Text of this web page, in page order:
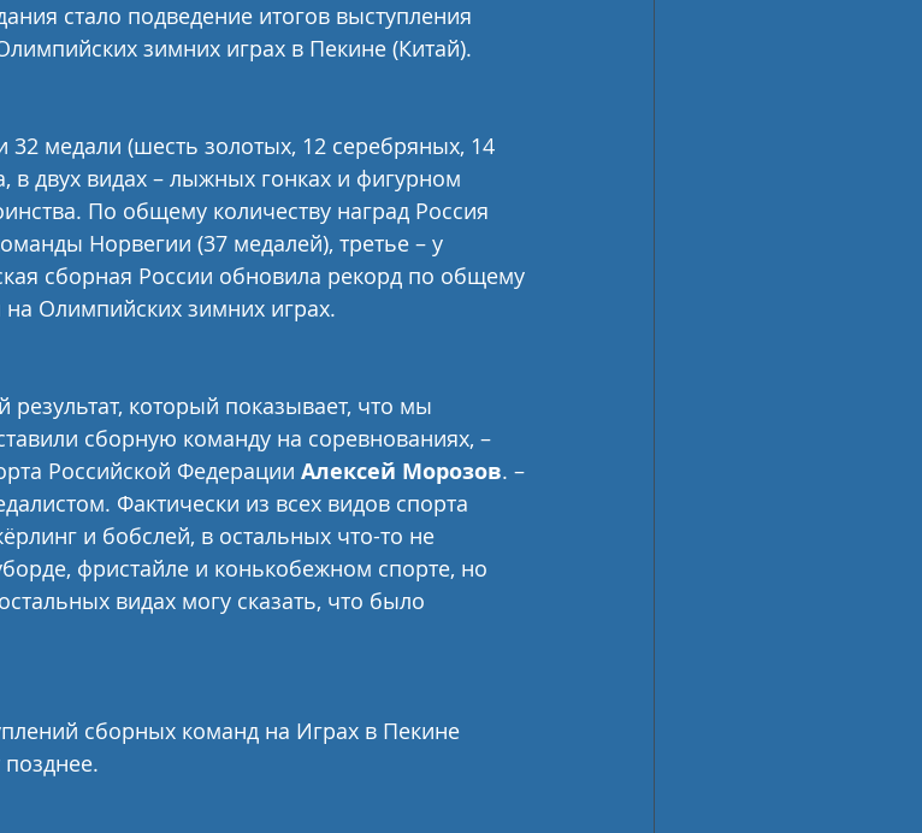
стало подведение итогов выступления
зимних играх в Пекине (Китай).
медали (шесть золотых, 12 серебряных, 14
в двух видах – лыжных гонках и фигурном
По общему количеству наград Россия
Норвегии (37 медалей), третье – у
сборная России обновила рекорд по общему
Олимпийских зимних играх.
который показывает, что мы
сборную команду на соревнованиях, –
Российской Федерации Алексей Морозов. –
Фактически из всех видов спорта
и бобслей, в остальных что-то не
фристайле и конькобежном спорте, но
видах могу сказать, что было
сборных команд на Играх в Пекине